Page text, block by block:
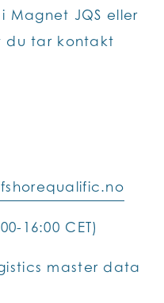
Magnet JQS eller
du tar kontakt
16:00 CET)
master data